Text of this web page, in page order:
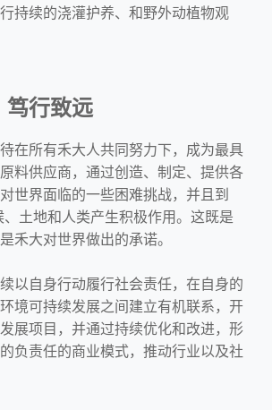
持续的浇灌护养、和野外动植物观
笃行致远
在所有禾大人共同努力下，成为最具
料供应商，通过创造、制定、提供各
世界面临的一些困难挑战，并且到
土地和人类产生积极作用。这既是
禾大对世界做出的承诺。
以自身行动履行社会责任，在自身的
境可持续发展之间建立有机联系，开
展项目，并通过持续优化和改进，形
负责任的商业模式，推动行业以及社